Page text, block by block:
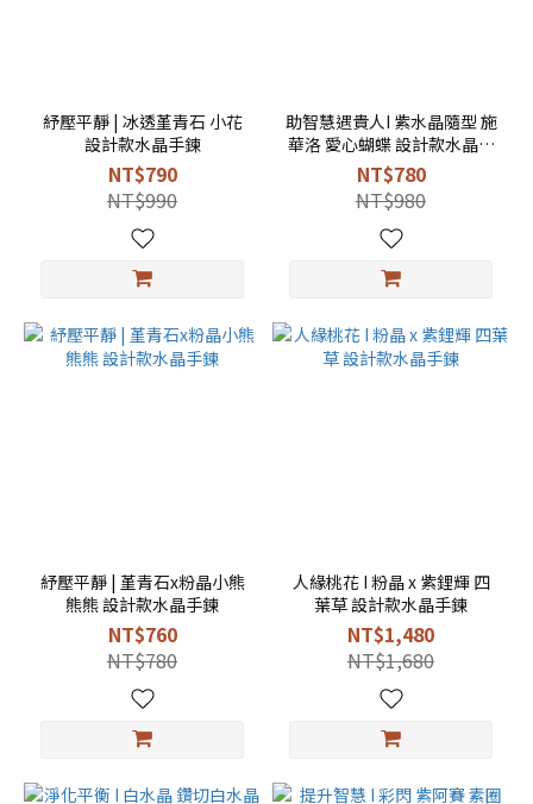
紓壓平靜 | 冰透堇青石 小花
設計款水晶手鍊
NT$790
NT$990
助智慧遇貴人I 紫水晶隨型 施
華洛 愛心蝴蝶 設計款水晶手
鍊
NT$780
NT$980
紓壓平靜 | 堇青石x粉晶小熊
熊熊 設計款水晶手鍊
NT$760
NT$780
人緣桃花 I 粉晶 x 紫鋰輝 四
葉草 設計款水晶手鍊
NT$1,480
NT$1,680